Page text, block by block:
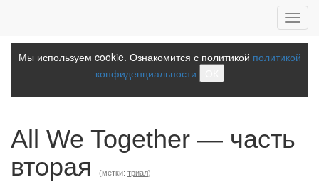
Мы используем cookie. Ознакомится с политикой политикой
конфиденциальности
All We Together — часть
вторая
(метки: триал)